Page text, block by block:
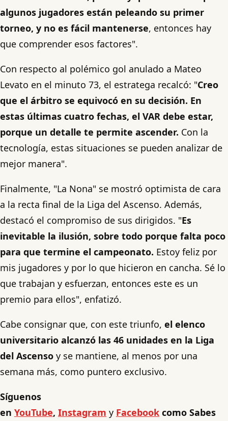
algunos jugadores están peleando su primer
torneo, y no es fácil mantenerse, entonces hay
que comprender esos factores".
Con respecto al polémico gol anulado a Mateo
Levato en el minuto 73, el estratega recalcó: "Creo
que el árbitro se equivocó en su decisión. En
estas últimas cuatro fechas, el VAR debe estar,
porque un detalle te permite ascender. Con la
tecnología, estas situaciones se pueden analizar de
mejor manera".
Finalmente, "La Nona" se mostró optimista de cara
a la recta final de la Liga del Ascenso. Además,
destacó el compromiso de sus dirigidos. "Es
inevitable la ilusión, sobre todo porque falta poco
para que termine el campeonato. Estoy feliz por
mis jugadores y por lo que hicieron en cancha. Sé lo
que trabajan y esfuerzan, entonces este es un
premio para ellos", enfatizó.
Cabe consignar que, con este triunfo, el elenco
universitario alcanzó las 46 unidades en la Liga
del Ascenso y se mantiene, al menos por una
semana más, como puntero exclusivo.
Síguenos
en YouTube, Instagram y Facebook como Sabes